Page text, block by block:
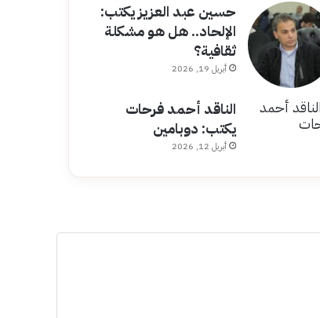
حسين عبد العزيز يكتب:
الإلحاد.. هل هو مشكلة
ثقافية؟
أبريل 19, 2026
الناقد أحمد فرحات
يكتب: دوبامين
أبريل 12, 2026